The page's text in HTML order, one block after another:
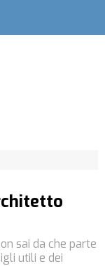
sai da che parte
utili e dei